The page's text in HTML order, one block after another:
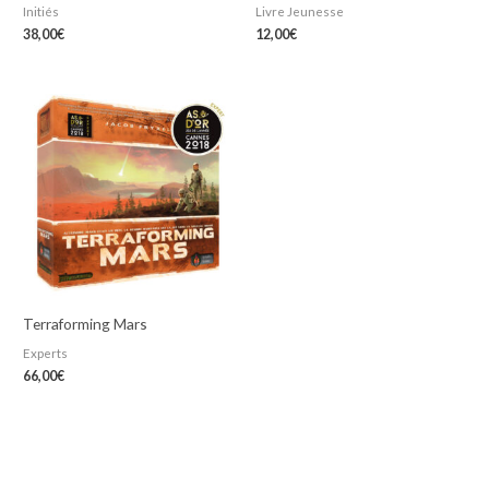
Initiés
38,00€
Livre Jeunesse
12,00€
Terraforming Mars
Experts
66,00€